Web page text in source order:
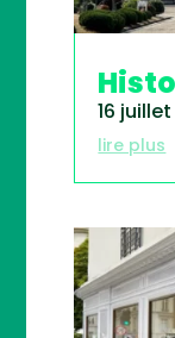
16
lire plus